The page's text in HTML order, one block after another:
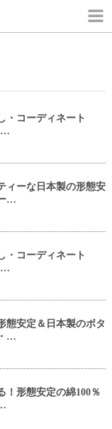
・コーディネート
…
ィーな日本製の形態安
…
・コーディネート
…
態安定＆日本製のボタ
…
！形態安定の綿100％